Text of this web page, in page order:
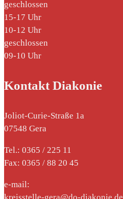
geschlossen
15-17 Uhr
10-12 Uhr
geschlossen
09-10 Uhr
Kontakt Diakonie
Joliot-Curie-Straße 1a
07548 Gera
Tel.: 0365 / 225 11
Fax: 0365 / 88 20 45
e-mail:
kreisstelle-gera@do-diakonie.de